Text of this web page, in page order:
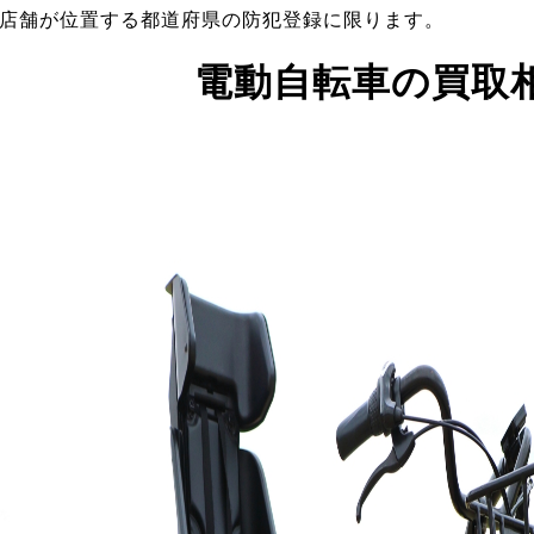
舗が位置する都道府県の防犯登録に限ります。
電動自転車の買取